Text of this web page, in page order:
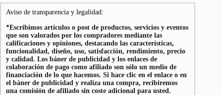
Aviso de transparencia y legalidad:
*Escribimos artículos o post de productos, servicios y eventos
que son valorados por los compradores mediante las
calificaciones y opiniones, destacando las características,
funcionalidad, diseño, uso, satisfacción, rendimiento, precio
y calidad. Los báner de publicidad y los enlaces de
colaboración de pago como afiliado son sólo un medio de
financiación de lo que hacemos. Si hace clic en el enlace o en
el báner de publicidad y realiza una compra, recibiremos
una comisión de afiliado sin coste adicional para usted.